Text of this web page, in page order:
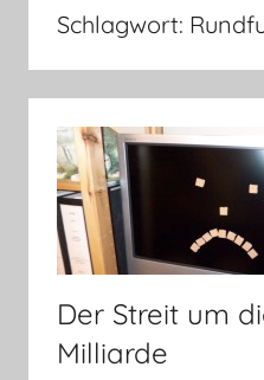
Schlagwort:
Der Streit um
Milliarde